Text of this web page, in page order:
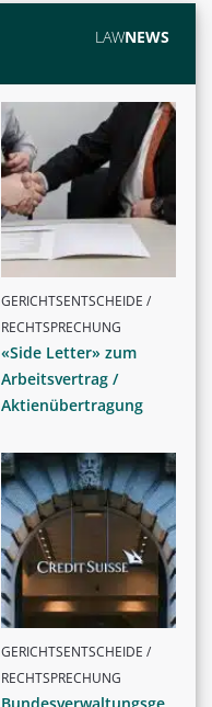
LAWNEWS
GERICHTSENTSCHEIDE /
RECHTSPRECHUNG
«Side Letter» zum
Arbeitsvertrag /
Aktienübertragung
GERICHTSENTSCHEIDE /
RECHTSPRECHUNG